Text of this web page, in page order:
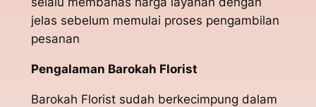
jelas sebelum memulai proses pengambilan
pesanan
Pengalaman Barokah Florist
Barokah Florist sudah berkecimpung dalam